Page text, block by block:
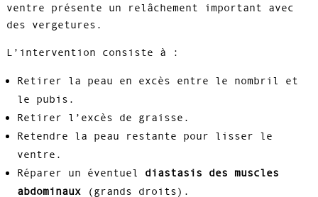
ventre présente un relâchement important avec
des vergetures.
L’intervention consiste à :
Retirer la peau en excès entre le nombril et
le pubis.
Retirer l’excès de graisse.
Retendre la peau restante pour lisser le
ventre.
Réparer un éventuel diastasis des muscles
abdominaux(grands droits).